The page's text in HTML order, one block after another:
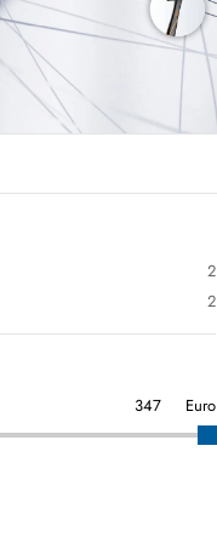
2
2
Euro